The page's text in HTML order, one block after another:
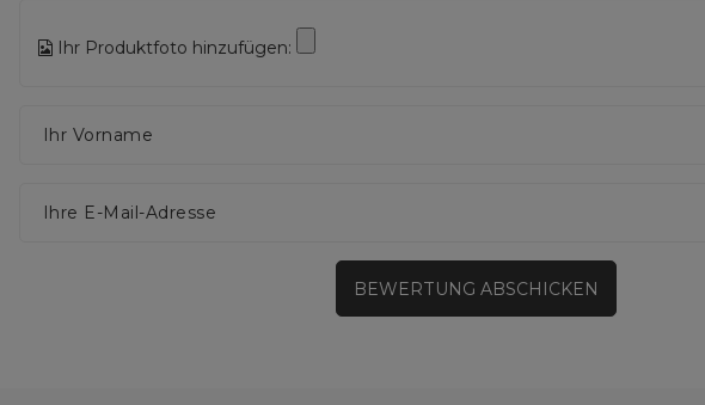
Ihr Produktfoto hinzufügen:
Ihr Vorname
Ihre E-Mail-Adresse
BEWERTUNG ABSCHICKEN